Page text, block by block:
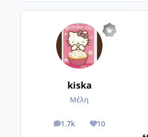
kiska
Μέλη
1.7k
posts 10
Reputation